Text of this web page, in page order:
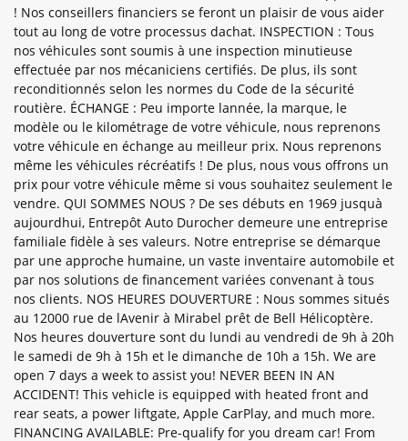
! Nos conseillers financiers se feront un plaisir de vous aider
tout au long de votre processus dachat. INSPECTION : Tous
nos véhicules sont soumis à une inspection minutieuse
effectuée par nos mécaniciens certifiés. De plus, ils sont
reconditionnés selon les normes du Code de la sécurité
routière. ÉCHANGE : Peu importe lannée, la marque, le
modèle ou le kilométrage de votre véhicule, nous reprenons
votre véhicule en échange au meilleur prix. Nous reprenons
même les véhicules récréatifs ! De plus, nous vous offrons un
prix pour votre véhicule même si vous souhaitez seulement le
vendre. QUI SOMMES NOUS ? De ses débuts en 1969 jusquà
aujourdhui, Entrepôt Auto Durocher demeure une entreprise
familiale fidèle à ses valeurs. Notre entreprise se démarque
par une approche humaine, un vaste inventaire automobile et
par nos solutions de financement variées convenant à tous
nos clients. NOS HEURES DOUVERTURE : Nous sommes situés
au 12000 rue de lAvenir à Mirabel prêt de Bell Hélicoptère.
Nos heures douverture sont du lundi au vendredi de 9h à 20h
le samedi de 9h à 15h et le dimanche de 10h a 15h. We are
open 7 days a week to assist you! NEVER BEEN IN AN
ACCIDENT! This vehicle is equipped with heated front and
rear seats, a power liftgate, Apple CarPlay, and much more.
FINANCING AVAILABLE: Pre-qualify for you dream car! From